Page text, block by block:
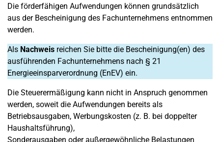
Die förderfähigen Aufwendungen können grundsätzlich
aus der Bescheinigung des Fachunternehmens entnommen
werden.
Als Nachweis reichen Sie bitte die Bescheinigung(en) des
ausführenden Fachunternehmens nach § 21
Energieeinsparverordnung (EnEV) ein.
Die Steuerermäßigung kann nicht in Anspruch genommen
werden, soweit die Aufwendungen bereits als
Betriebsausgaben, Werbungskosten (z. B. bei doppelter
Haushaltsführung),
Sonderausgaben oder außergewöhnliche Belastungen